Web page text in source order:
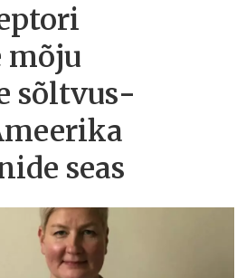
mõju
sõltvus­
seas